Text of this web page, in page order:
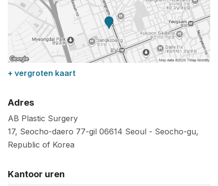
+ vergroten kaart
Adres
AB Plastic Surgery
17, Seocho-daero 77-gil 06614 Seoul - Seocho-gu,
Republic of Korea
Kantoor uren